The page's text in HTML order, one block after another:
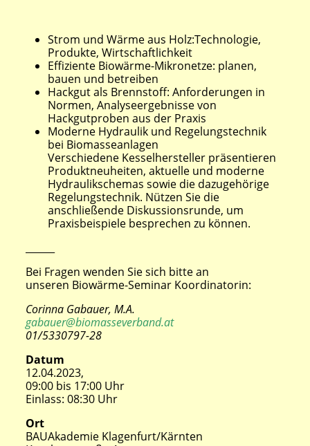
Strom und Wärme aus Holz:Technologie,
Produkte, Wirtschaftlichkeit
Effiziente Biowärme-Mikronetze: planen,
bauen und betreiben
Hackgut als Brennstoff: Anforderungen in
Normen, Analyseergebnisse von
Hackgutproben aus der Praxis
Moderne Hydraulik und Regelungstechnik
bei Biomasseanlagen
Verschiedene Kesselhersteller präsentieren
Produktneuheiten, aktuelle und moderne
Hydraulikschemas sowie die dazugehörige
Regelungstechnik. Nützen Sie die
anschließende Diskussionsrunde, um
Praxisbeispiele besprechen zu können.
Bei Fragen wenden Sie sich bitte an
unseren Biowärme-Seminar Koordinatorin:
Corinna Gabauer, M.A.
gabauer@biomasseverband.at
01/5330797-28
Datum
12.04.2023,
09:00 bis 17:00 Uhr
Einlass: 08:30 Uhr
Ort
BAUAkademie Klagenfurt/Kärnten